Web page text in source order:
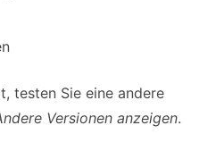
testen Sie eine andere
Versionen anzeigen.